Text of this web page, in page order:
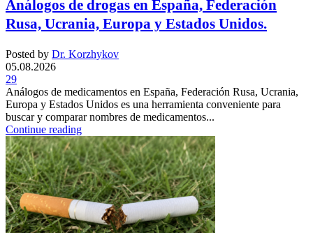
Análogos de drogas en España, Federación
Rusa, Ucrania, Europa y Estados Unidos.
Posted by Dr. Korzhykov
05.08.2026
29
Análogos de medicamentos en España, Federación Rusa, Ucrania,
Europa y Estados Unidos es una herramienta conveniente para
buscar y comparar nombres de medicamentos...
Continue reading